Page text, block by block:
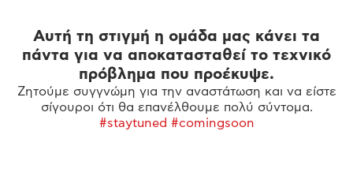
Αυτή τη στιγμή η ομάδα μας κάνει τα
πάντα για να αποκατασταθεί το τεχνικό
πρόβλημα που προέκυψε.
Ζητούμε συγγνώμη για την αναστάτωση και να είστε
σίγουροι ότι θα επανέλθουμε πολύ σύντομα.
#staytuned #comingsoon